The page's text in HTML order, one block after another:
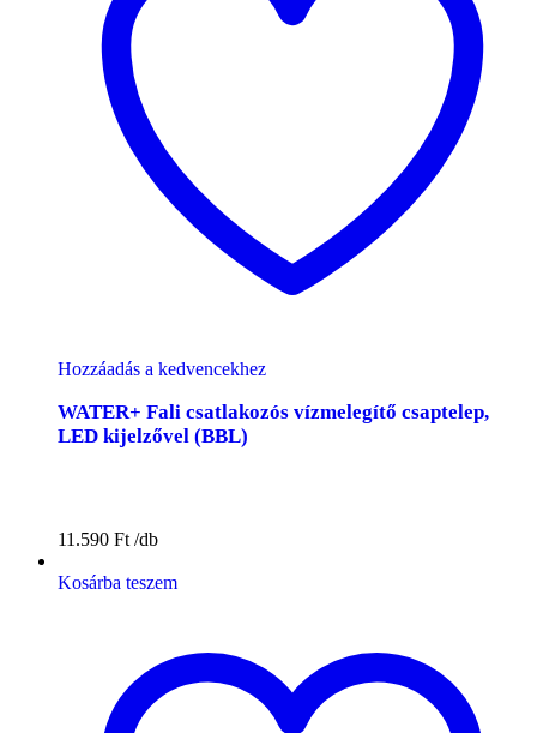
Hozzáadás a kedvencekhez
WATER+ Fali csatlakozós vízmelegítő csaptelep,
LED kijelzővel (BBL)
11.590 Ft
Kosárba teszem